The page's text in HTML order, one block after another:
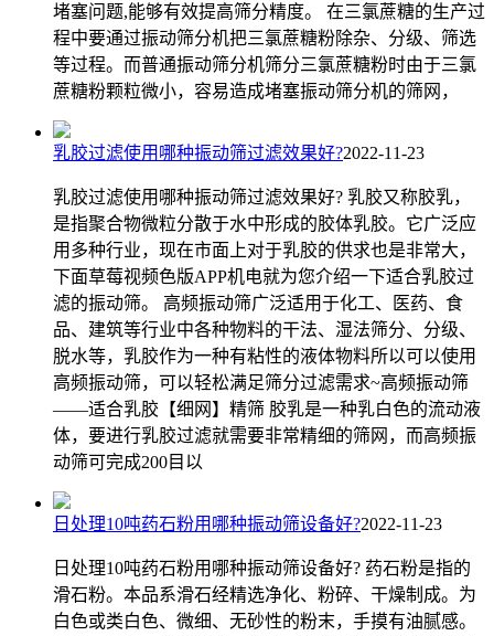
堵塞问题,能够有效提高筛分精度。 在三氯蔗糖的生产过
程中要通过振动筛分机把三氯蔗糖粉除杂、分级、筛选
等过程。而普通振动筛分机筛分三氯蔗糖粉时由于三氯
蔗糖粉颗粒微小，容易造成堵塞振动筛分机的筛网，
乳胶过滤使用哪种振动筛过滤效果好?2022-11-23
乳胶过滤使用哪种振动筛过滤效果好? 乳胶又称胶乳，
是指聚合物微粒分散于水中形成的胶体乳胶。它广泛应
用多种行业，现在市面上对于乳胶的供求也是非常大，
下面草莓视频色版APP机电就为您介绍一下适合乳胶过
滤的振动筛。 高频振动筛广泛适用于化工、医药、食
品、建筑等行业中各种物料的干法、湿法筛分、分级、
脱水等，乳胶作为一种有粘性的液体物料所以可以使用
高频振动筛，可以轻松满足筛分过滤需求~高频振动筛
——适合乳胶【细网】精筛 胶乳是一种乳白色的流动液
体，要进行乳胶过滤就需要非常精细的筛网，而高频振
动筛可完成200目以
日处理10吨药石粉用哪种振动筛设备好?2022-11-23
日处理10吨药石粉用哪种振动筛设备好? 药石粉是指的
滑石粉。本品系滑石经精选净化、粉碎、干燥制成。为
白色或类白色、微细、无砂性的粉末，手摸有油腻感。